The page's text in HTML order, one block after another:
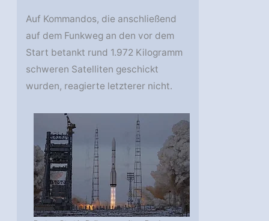
Auf Kommandos, die anschließend
auf dem Funkweg an den vor dem
Start betankt rund 1.972 Kilogramm
schweren Satelliten geschickt
wurden, reagierte letzterer nicht.